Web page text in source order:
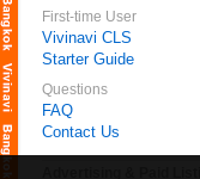
First-time User
Vivinavi CLS
Starter Guide
Questions
FAQ
Contact Us